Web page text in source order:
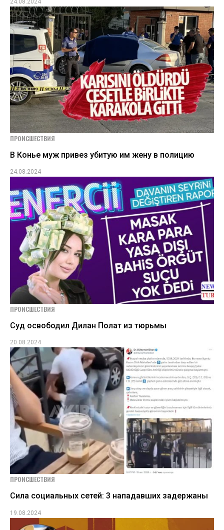
ПРОИСШЕСТВИЯ
В Конье муж привез убитую им жену в полицию
24.08.2024
ПРОИСШЕСТВИЯ
Суд освободил Дилан Полат из тюрьмы
20.08.2024
ПРОИСШЕСТВИЯ
Сила социальных сетей: 3 нападавших задержаны
19.08.2024